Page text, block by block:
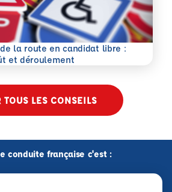
la route en candidat libre :
et déroulement
TOUS LES CONSEILS
conduite française c'est :